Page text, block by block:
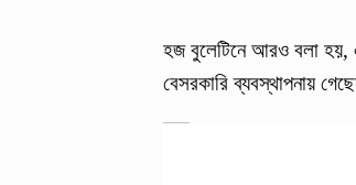
হজ বুলেটিনে আরও বলা হয়,
বেসরকারি ব্যবস্থাপনায়